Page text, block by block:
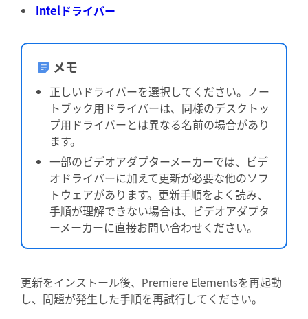
Intelドライバー
メモ
正しいドライバーを選択してください。ノー
トブック用ドライバーは、同様のデスクトッ
プ用ドライバーとは異なる名前の場合があり
ます。
一部のビデオアダプターメーカーでは、ビデ
オドライバーに加えて更新が必要な他のソフ
トウェアがあります。更新手順をよく読み、
手順が理解できない場合は、ビデオアダプタ
ーメーカーに直接お問い合わせください。
更新をインストール後、Premiere Elementsを再起動
し、問題が発生した手順を再試行してください。